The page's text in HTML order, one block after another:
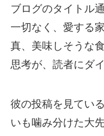
ブログのタイトル
一切なく、愛する
真、美味しそうな
思考が、読者にダ
彼の投稿を見てい
いも噛み分けた大